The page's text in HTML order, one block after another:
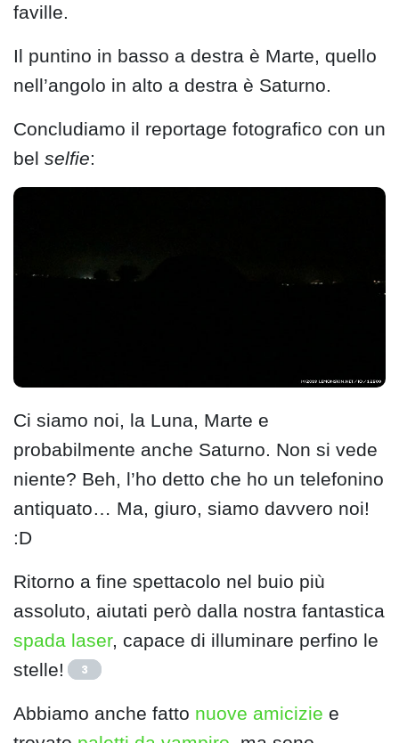
faville.
Il puntino in basso a destra è Marte, quello
nell’angolo in alto a destra è Saturno.
Concludiamo il reportage fotografico con un
bel selfie:
Ci siamo noi, la Luna, Marte e
probabilmente anche Saturno. Non si vede
niente? Beh, l’ho detto che ho un telefonino
antiquato… Ma, giuro, siamo davvero noi!
:D
Ritorno a fine spettacolo nel buio più
assoluto, aiutati però dalla nostra fantastica
spada laser, capace di illuminare perfino le
stelle!
3
Abbiamo anche fatto nuove amicizie e